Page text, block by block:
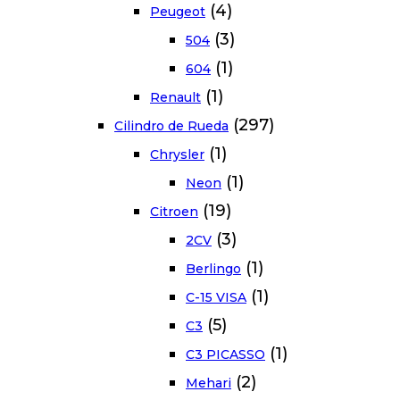
Peugeot (4)
504 (3)
604 (1)
Renault (1)
Cilindro de Rueda (297)
Chrysler (1)
Neon (1)
Citroen (19)
2CV (3)
Berlingo (1)
C-15 VISA (1)
C3 (5)
C3 PICASSO (1)
Mehari (2)